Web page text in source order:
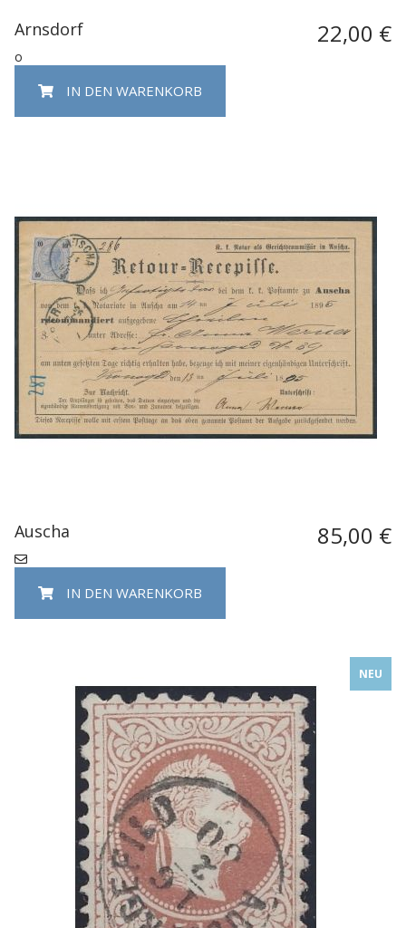
Arnsdorf 22,00 €
o
IN DEN WARENKORB
Auscha 85,00 €
IN DEN WARENKORB
NEU